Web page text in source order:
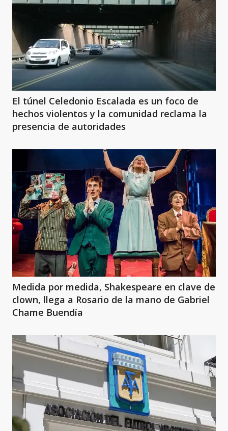
El túnel Celedonio Escalada es un foco de
hechos violentos y la comunidad reclama la
presencia de autoridades
Medida por medida, Shakespeare en clave de
clown, llega a Rosario de la mano de Gabriel
Chame Buendía